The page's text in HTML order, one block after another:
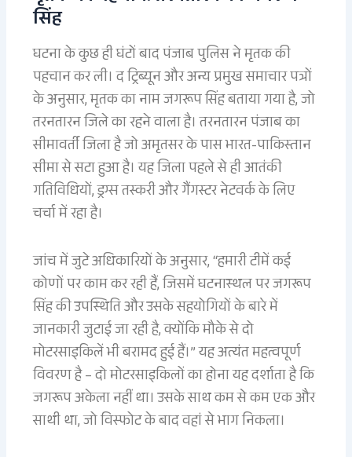
सिंह
घटना के कुछ ही घंटों बाद पंजाब पुलिस ने मृतक की
पहचान कर ली। द ट्रिब्यून और अन्य प्रमुख समाचार पत्रों
के अनुसार, मृतक का नाम जगरूप सिंह बताया गया है, जो
तरनतारन जिले का रहने वाला है। तरनतारन पंजाब का
सीमावर्ती जिला है जो अमृतसर के पास भारत-पाकिस्तान
सीमा से सटा हुआ है। यह जिला पहले से ही आतंकी
गतिविधियों, ड्रग्स तस्करी और गैंगस्टर नेटवर्क के लिए
चर्चा में रहा है।
जांच में जुटे अधिकारियों के अनुसार, “हमारी टीमें कई
कोणों पर काम कर रही हैं, जिसमें घटनास्थल पर जगरूप
सिंह की उपस्थिति और उसके सहयोगियों के बारे में
जानकारी जुटाई जा रही है, क्योंकि मौके से दो
मोटरसाइकिलें भी बरामद हुई हैं।” यह अत्यंत महत्वपूर्ण
विवरण है – दो मोटरसाइकिलों का होना यह दर्शाता है कि
जगरूप अकेला नहीं था। उसके साथ कम से कम एक और
साथी था, जो विस्फोट के बाद वहां से भाग निकला।